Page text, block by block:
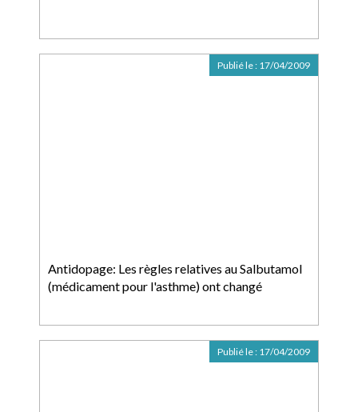
Antidopage: Les règles relatives au Salbutamol
(médicament pour l'asthme) ont changé
Publié le : 17/04/2009
Publié le : 17/04/2009